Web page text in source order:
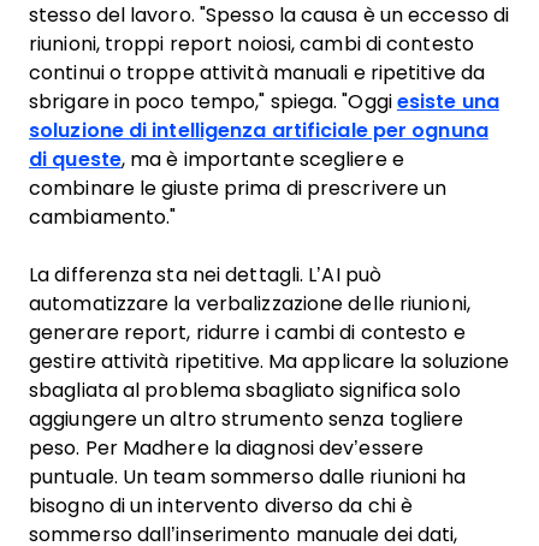
stesso del lavoro. "Spesso la causa è un eccesso di
riunioni, troppi report noiosi, cambi di contesto
continui o troppe attività manuali e ripetitive da
sbrigare in poco tempo," spiega. "Oggi esiste una
soluzione di intelligenza artificiale per ognuna
di queste, ma è importante scegliere e
combinare le giuste prima di prescrivere un
cambiamento."
La differenza sta nei dettagli. L’AI può
automatizzare la verbalizzazione delle riunioni,
generare report, ridurre i cambi di contesto e
gestire attività ripetitive. Ma applicare la soluzione
sbagliata al problema sbagliato significa solo
aggiungere un altro strumento senza togliere
peso. Per Madhere la diagnosi dev’essere
puntuale. Un team sommerso dalle riunioni ha
bisogno di un intervento diverso da chi è
sommerso dall’inserimento manuale dei dati,